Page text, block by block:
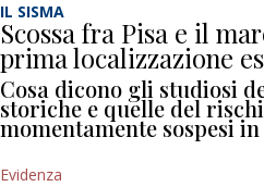
IL SISMA
Scossa fra Pisa e il
prima localizzazione
Cosa dicono gli studiosi
storiche e quelle del
momentamente sospesi in
Evidenza